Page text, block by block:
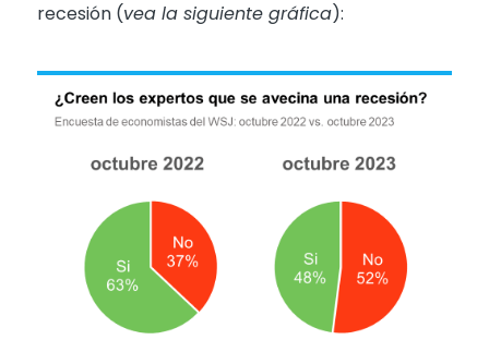
recesión (vea la siguiente gráfica):